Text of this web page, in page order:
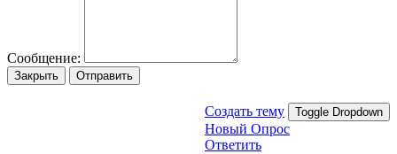
Сообщение:
Закрыть Отправить
Создать тему Toggle Dropdown
Новый Опрос
Ответить